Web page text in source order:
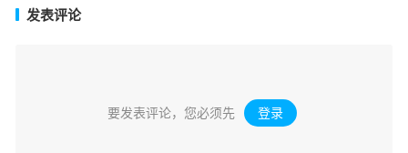
发表评论
要发表评论，您必须先 登录 。